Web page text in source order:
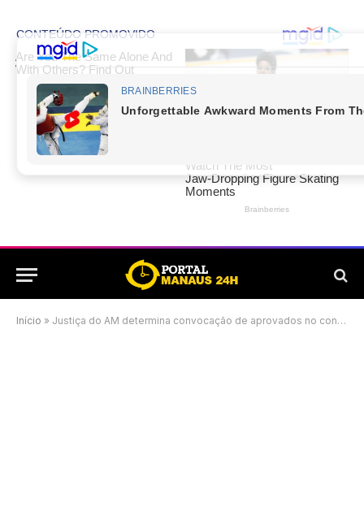
Início » Justiça do AM determina convocação de aprovados no concurso da PMAM de 2011